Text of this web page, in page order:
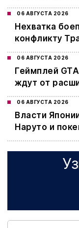
06 АВГУСТА 2026
Нехватка
конфликту
06 АВГУСТА 2026
Геймплей
ждут от
06 АВГУСТА 2026
Власти
Наруто и